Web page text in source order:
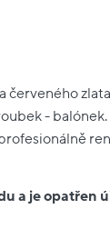
-
a je opatřen